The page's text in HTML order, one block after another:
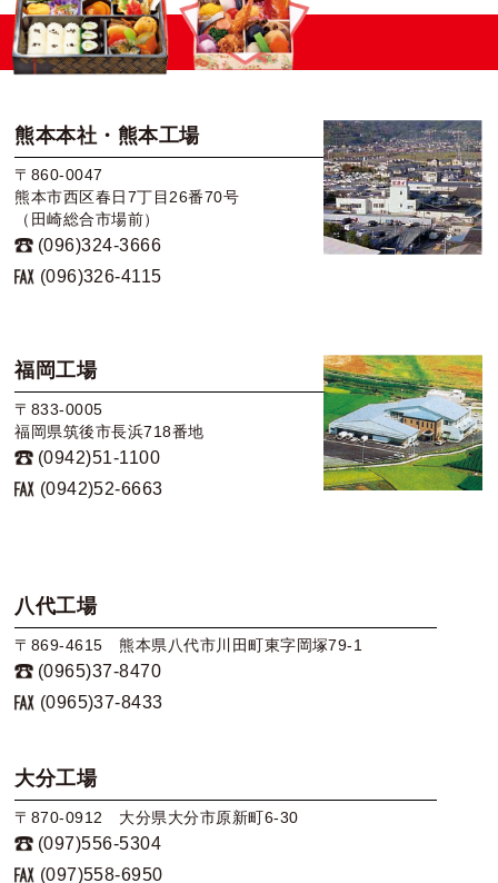
熊本本社・熊本工場
〒860-0047
熊本市西区春日7丁目26番70号
（田崎総合市場前）
(096)324-3666
(096)326-4115
福岡工場
〒833-0005
福岡県筑後市長浜718番地
(0942)51-1100
(0942)52-6663
八代工場
〒869-4615 熊本県八代市川田町東字岡塚79-1
(0965)37-8470
(0965)37-8433
大分工場
〒870-0912 大分県大分市原新町6-30
(097)556-5304
(097)558-6950